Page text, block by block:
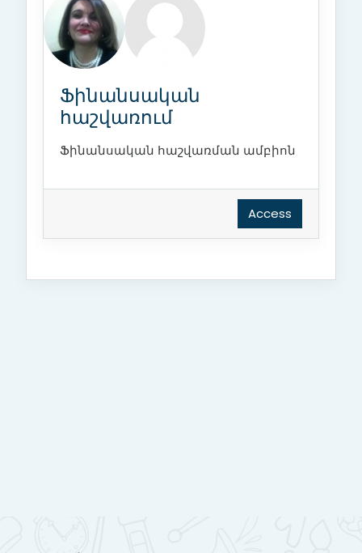
Ֆինանսական
հաշվառում
Ֆինանսական հաշվառման ամբիոն
Access